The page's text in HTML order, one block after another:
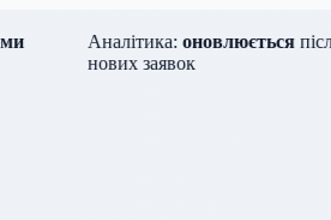
Аналітика:оновлюється після
нових заявок